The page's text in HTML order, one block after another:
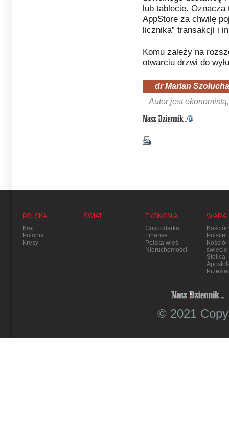
lub tablecie.
AppStore za chwilę
licznika” transakcji i
Komu zależy na
otwarciu drzwi do
dr Marian Szołucha
Autor jest
POLSKA
Kraj
Polonia
Kresy
ŚWIAT
EKONOMIA
Gospodarka
Finanse
Polska wieś
Nieruchomości
WIARA
Kościół
Polsce
Kościół
świecie
Stolica
© 2021